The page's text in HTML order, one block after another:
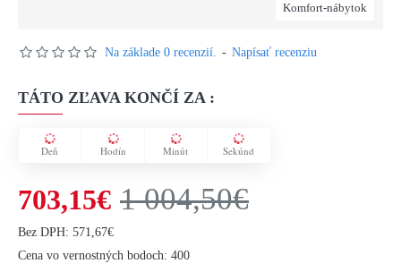
Komfort-nábytok
Na základe 0 recenzií. - Napísať recenziu
TÁTO ZĽAVA KONČÍ ZA :
Deň Hodín Minút Sekúnd
703,15€ 1 004,50€
Bez DPH: 571,67€
Cena vo vernostných bodoch: 400